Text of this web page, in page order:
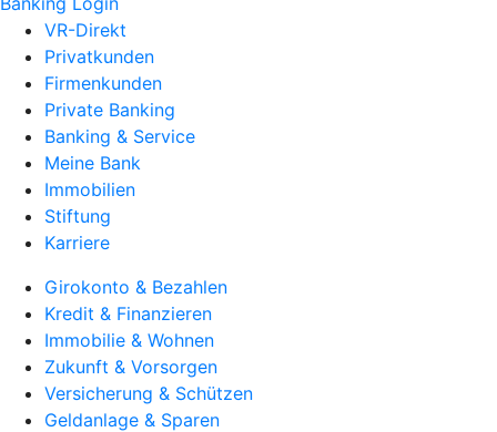
VR-Direkt
Privatkunden
Firmenkunden
Private Banking
Banking & Service
Meine Bank
Immobilien
Stiftung
Karriere
Girokonto & Bezahlen
Kredit & Finanzieren
Immobilie & Wohnen
Zukunft & Vorsorgen
Versicherung & Schützen
Geldanlage & Sparen